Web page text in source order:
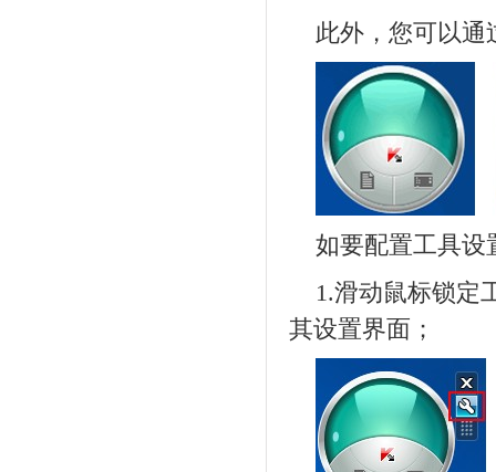
此外，您可以通
如要配置工具设
1.滑动鼠标锁定
其设置界面；